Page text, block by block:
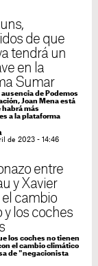
de que
tendrá un
en la
Sumar
ausencia de Podemos
Joan Mena está
habrá más
a la plataforma
de 2023 - 14:46
entre
y Xavier
el cambio
y los coches
los coches no tienen
el cambio climático
de "negacionista